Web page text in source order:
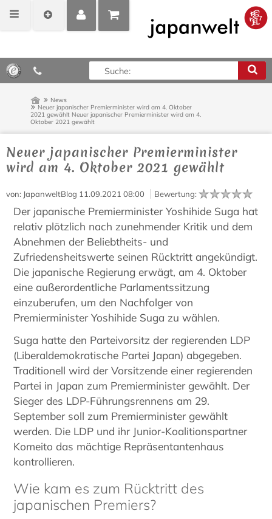
MEIN
POSITIONEN
ANZEIGEN
0,00 €*
News
Neuer japanischer Premierminister wird am 4. Oktober
2021 gewählt Neuer japanischer Premierminister wird am 4.
Oktober 2021 gewählt
Neuer japanischer Premierminister
wird am 4. Oktober 2021 gewählt
von: JapanweltBlog 11.09.2021 08:00 Bewertung:
Der japanische Premierminister Yoshihide Suga hat
relativ plötzlich nach zunehmender Kritik und dem
Abnehmen der Beliebtheits- und
Zufriedensheitswerte seinen Rücktritt angekündigt.
Die japanische Regierung erwägt, am 4. Oktober
eine außerordentliche Parlamentssitzung
einzuberufen, um den Nachfolger von
Premierminister Yoshihide Suga zu wählen.
Suga hatte den Parteivorsitz der regierenden LDP
(Liberaldemokratische Partei Japan) abgegeben.
Traditionell wird der Vorsitzende einer regierenden
Partei in Japan zum Premierminister gewählt. Der
Sieger des LDP-Führungsrennens am 29.
September soll zum Premierminister gewählt
werden. Die LDP und ihr Junior-Koalitionspartner
Komeito das mächtige Repräsentantenhaus
kontrollieren.
Wie kam es zum Rücktritt des
japanischen Premiers?